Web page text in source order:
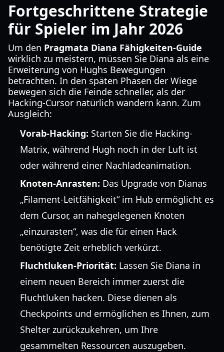
Fortgeschrittene Strategie
für Spieler im Jahr 2026
Um den Pragmata Diana Fähigkeiten-Guide
wirklich zu meistern, müssen Sie Diana als eine
Erweiterung von Hughs Bewegungen
betrachten. In den späten Phasen der Wiege
bewegen sich die Feinde schneller, als der
Hacking-Cursor natürlich wandern kann. Zum
Ausgleich:
Vorab-Hacking: Starten Sie die Hacking-
Matrix, während Hugh noch in der Luft ist
oder während einer Nachladeanimation.
Knoten-Anrasten: Das Upgrade von Dianas
„Filament-Leitfähigkeit“ im Hub ermöglicht es
dem Cursor, an nahegelegenen Knoten
„einzurasten“, was die für einen Hack
benötigte Zeit erheblich verkürzt.
Fluchtluken-Priorität: Lassen Sie Diana in
einem neuen Bereich immer zuerst die
Fluchtluken hacken. Diese dienen als
Checkpoints und ermöglichen es Ihnen, zum
Shelter zurückzukehren, um Ihre
gesammelten Ressourcen auszugeben.